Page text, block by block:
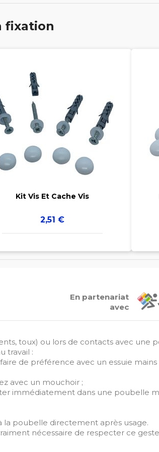
fixation

Kit Vis Et Cache Vis
Prix
2,51 €
En partenariat
avec
toux) ou lors de contacts avec une
travail :
de préférence avec un essuie
avec un mouchoir ;
immédiatement dans une poubelle
la poubelle directement après usage.
nécessaire de respecter ce